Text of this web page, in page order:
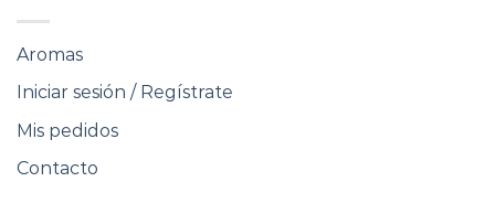
Aromas
Iniciar sesión / Regístrate
Mis pedidos
Contacto